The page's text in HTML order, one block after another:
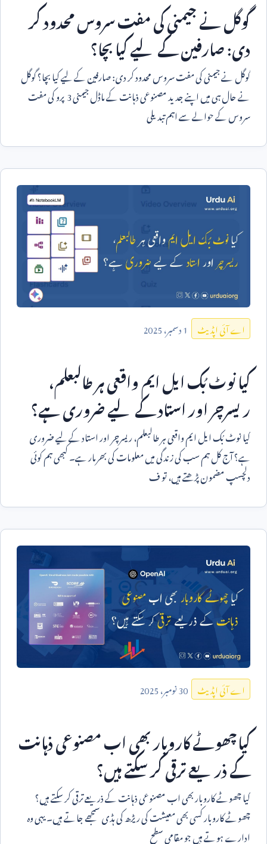
گوگل نے جیمنی کی مفت سروس محدود کر
دی: صارفین کے لیے کیا بچا؟
گوگل نے جیمنی کی مفت سروس محدود کر دی: صارفین کے لیے کیا بچا؟ گوگل
نے حال ہی میں اپنے جدید مصنوعی ذہانت کے ماڈل جیمنی3پرو کی مفت
سروس کے حوالے سے اہم تبدیلی
اے آئی اپڈیٹ 1دسمبر،2025
کیا نوٹ بُک ایل ایم واقعی ہر طالبعلم،
ریسرچر اور استاد کے لیے ضروری ہے؟
کیا نوٹ بُک ایل ایم واقعی ہر طالبعلم، ریسرچر اور استاد کے لیے ضروری
ہے؟ آج کل ہم سب کی زندگی میں معلومات کی بھرمار ہے۔ کبھی ہم کوئی
دلچسپ مضمون پڑھتے ہیں، تو ف
اے آئی اپڈیٹ 30نومبر،2025
کیا چھوٹے کاروبار بھی اب مصنوعی ذہانت
کے ذریعے ترقی کر سکتے ہیں؟
کیا چھوٹے کاروبار بھی اب مصنوعی ذہانت کے ذریعے ترقی کر سکتے ہیں؟
چھوٹے کاروبار کسی بھی معیشت کی ریڑھ کی ہڈی سمجھے جاتے ہیں۔ یہی وہ
ادارے ہوتے ہیں جو مقامی سطح